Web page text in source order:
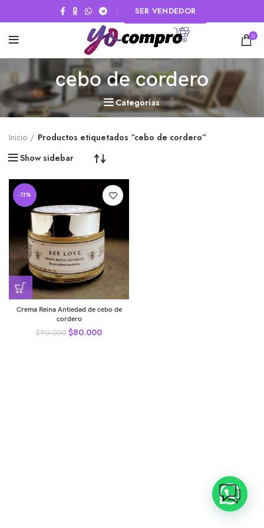
SER VENDEDOR
0
cebo de cordero
Categorías
Inicio
Productos etiquetados “cebo de cordero”
Show sidebar
-11%
Crema Reina Antiedad de cebo de
cordero
$90.000 $80.000